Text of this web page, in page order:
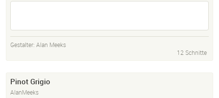
Gestalter: Alan Meeks
12 Schnitte
Pinot Grigio
AlanMeeks